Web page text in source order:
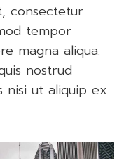
consectetur
tempor
magna aliqua.
nostrud
nisi ut aliquip ex